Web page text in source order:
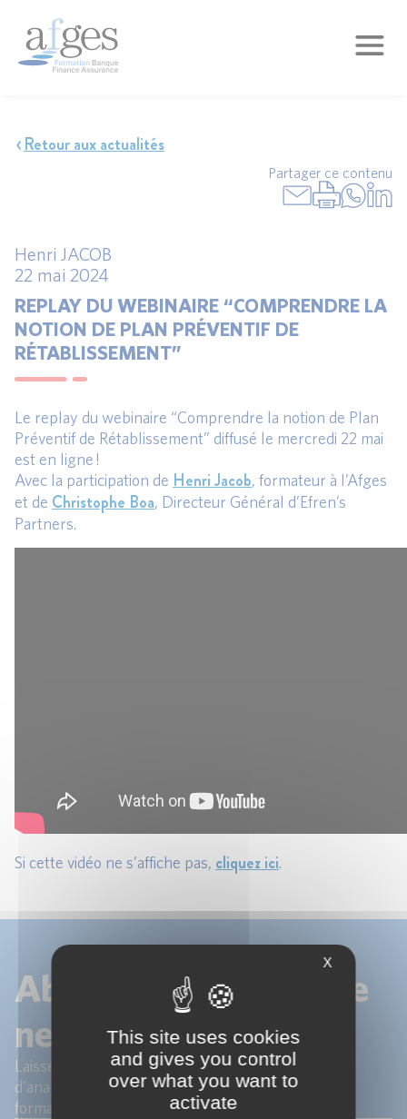
Retour aux actualités
Partager ce contenu
Henri JACOB
22 mai 2024
REPLAY DU WEBINAIRE “COMPRENDRE LA
NOTION DE PLAN PRÉVENTIF DE
RÉTABLISSEMENT”
Le replay du webinaire “Comprendre la notion de Plan
Préventif de Rétablissement” diffusé le mercredi 22 mai
est en ligne !
Avec la participation de Henri Jacob, formateur à l’Afges
et de Christophe Boa, Directeur Général d’Efren’s
Partners.
Si cette vidéo ne s’affiche pas, cliquez ici.
Abonnez-vous à notre
newsletter !
Laissez-nous votre email pour recevoir les articles
d'analyse de nos experts et les actualités de nos
formations.
X
This site uses cookies
and gives you control
over what you want to
activate